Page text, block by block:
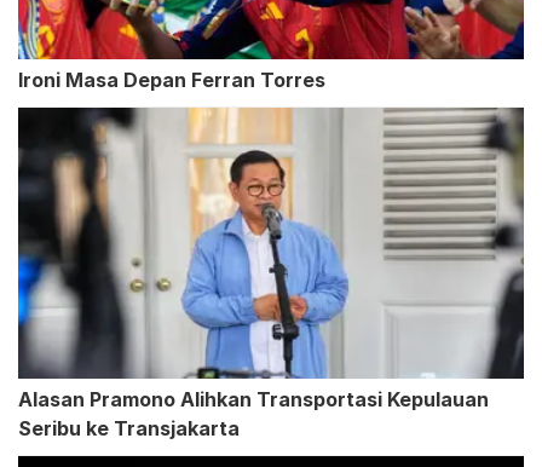
Ironi Masa Depan Ferran Torres
Alasan Pramono Alihkan Transportasi Kepulauan
Seribu ke Transjakarta